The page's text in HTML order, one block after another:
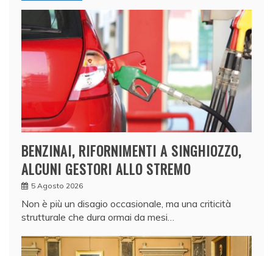
BENZINAI, RIFORNIMENTI A SINGHIOZZO,
ALCUNI GESTORI ALLO STREMO
5 Agosto 2026
Non è più un disagio occasionale, ma una criticità
strutturale che dura ormai da mesi…